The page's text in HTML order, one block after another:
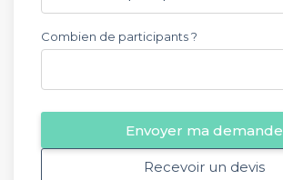
Combien de participants ?
Envoyer ma demande
Recevoir un devis